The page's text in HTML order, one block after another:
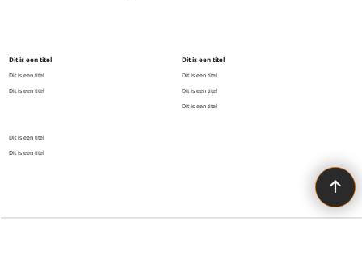
Dit is een titel
Dit is een titel
Dit is een titel
Dit is een titel
Dit is een titel
Dit is een titel
Dit is een titel
Dit is een titel
Dit is een titel
All the Tolkien you need!